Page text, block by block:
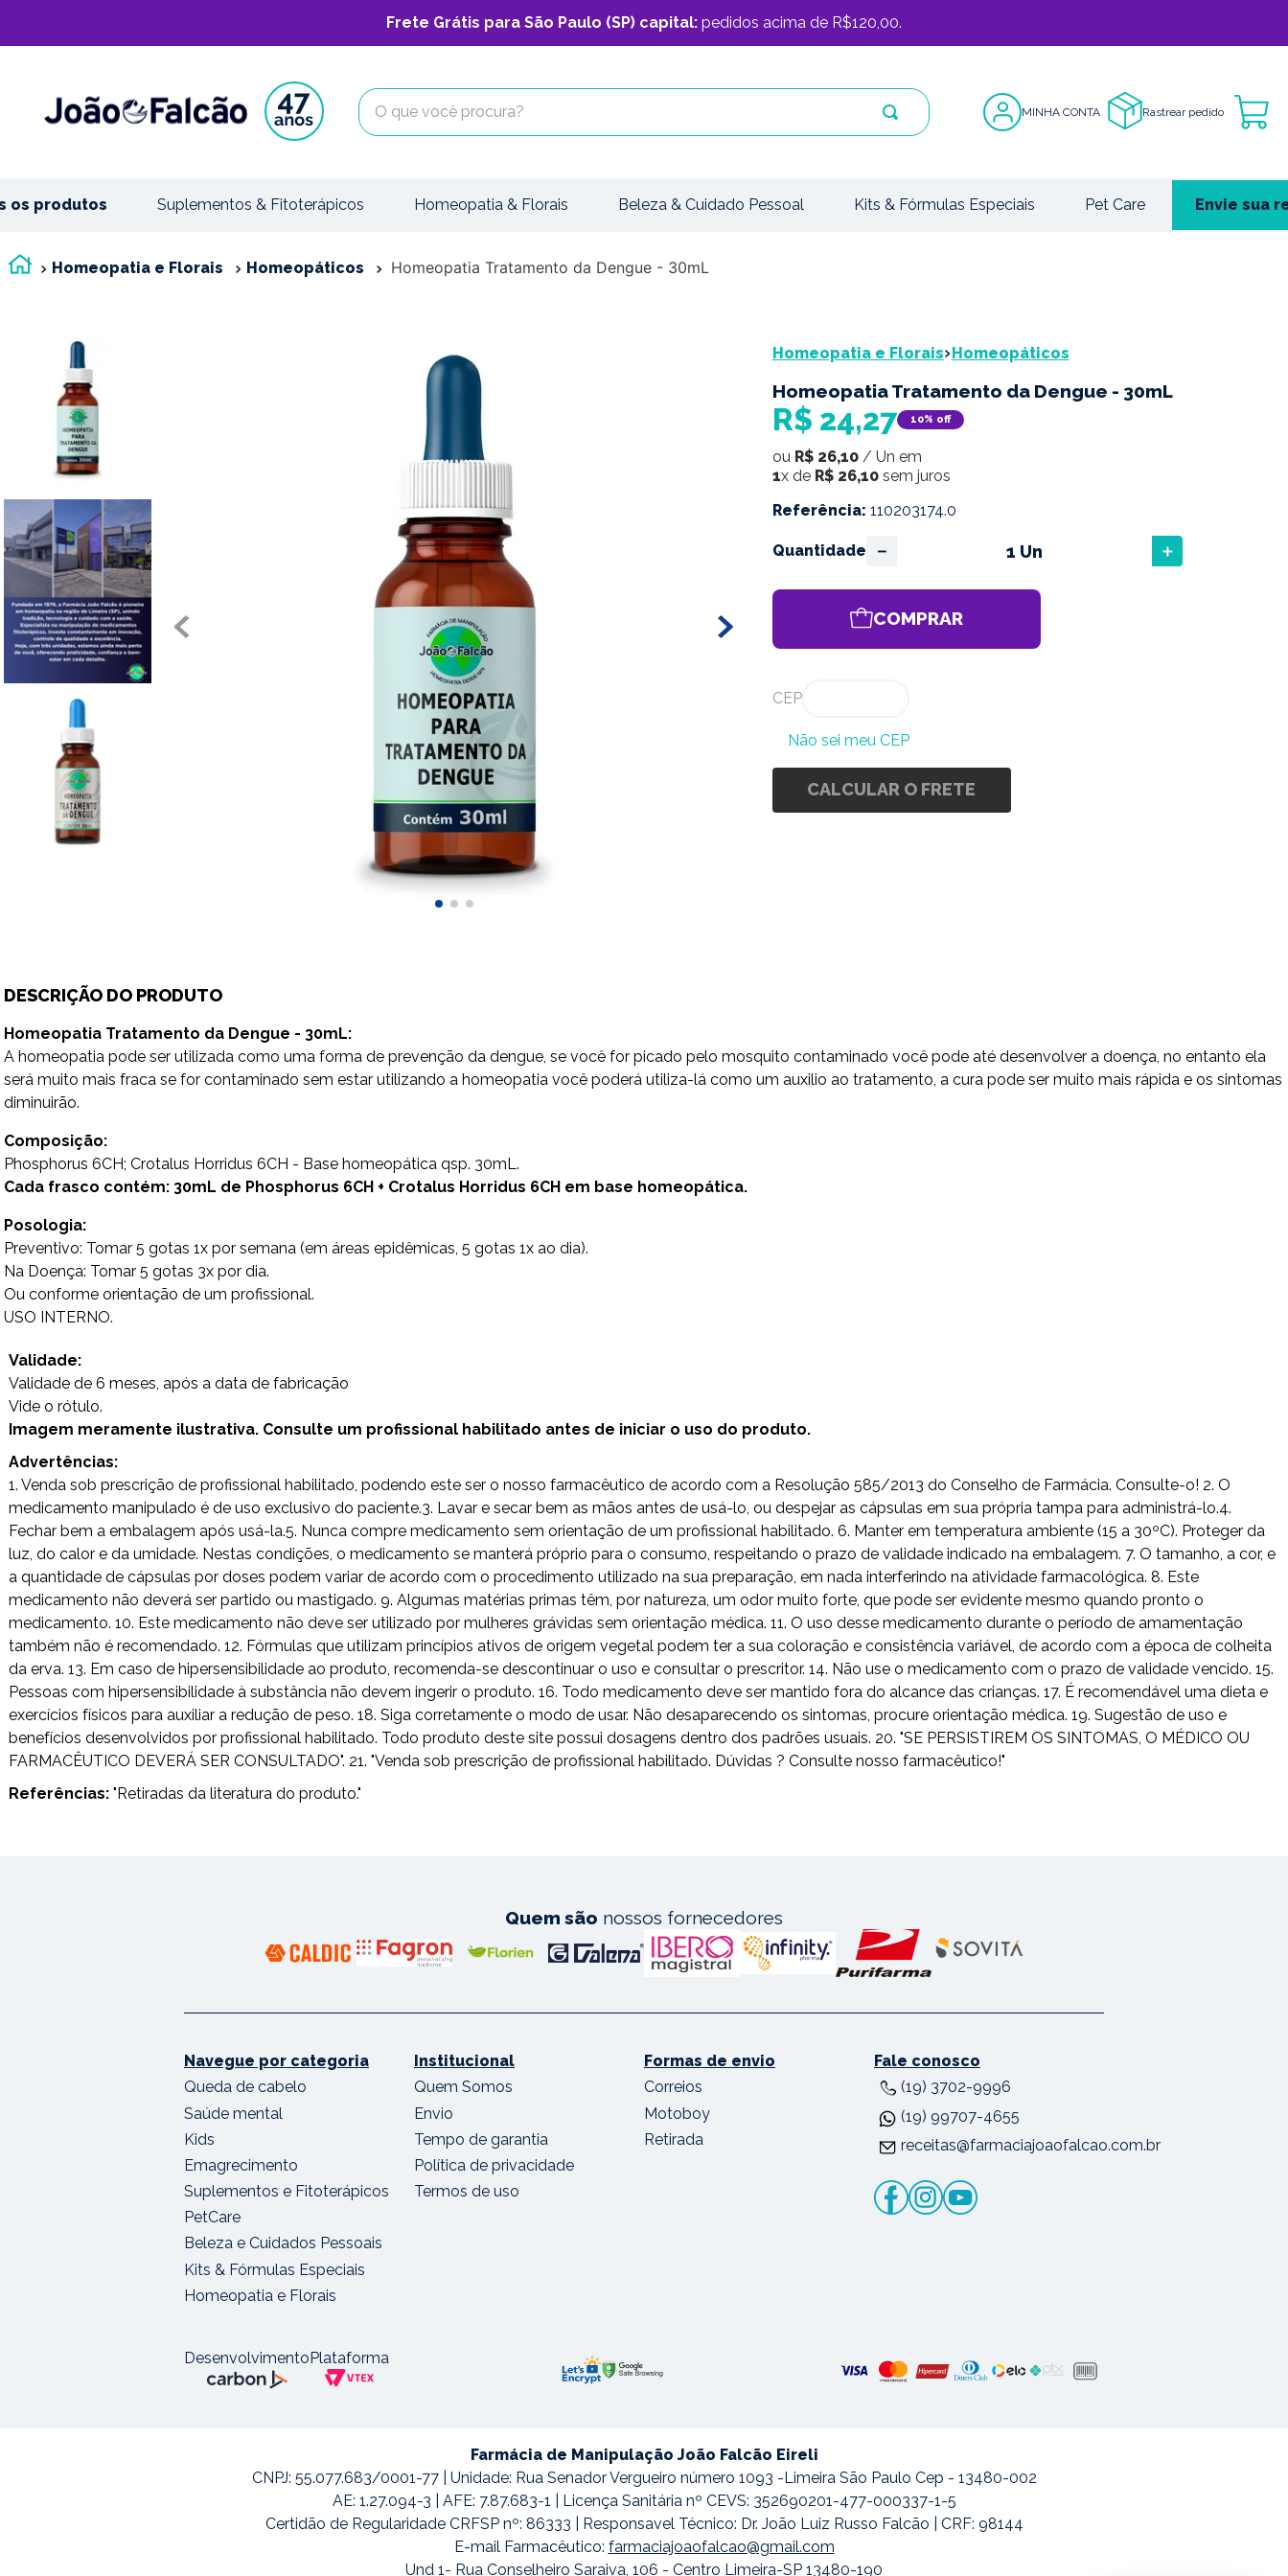
Frete Grátis para São Paulo (SP) capital: pedidos acima de R$120,00.
O que você procura?
MINHA CONTA Rastrear pedido
os produtos Suplementos & Fitoterápicos Homeopatia & Florais Beleza & Cuidado Pessoal Kits & Fórmulas Especiais Pet Care Envie sua
Homeopatia e Florais Homeopáticos Homeopatia Tratamento da Dengue - 30mL
Homeopatia e Florais Homeopáticos
Homeopatia Tratamento da Dengue - 30mL
R$ 24,27 10% off
ou R$ 26,10/ Un em
1x de R$ 26,10sem juros
Referência: 110203174.0
Quantidade ＋
－
COMPRAR
CEP
Não sei meu CEP
CALCULAR O FRETE
DESCRIÇÃO DO PRODUTO
Homeopatia Tratamento da Dengue - 30mL:
A homeopatia pode ser utilizada como uma forma de prevenção da dengue, se você for picado pelo mosquito contaminado você pode até desenvolver a doença, no entanto ela
será muito mais fraca se for contaminado sem estar utilizando a homeopatia você poderá utiliza-lá como um auxilio ao tratamento, a cura pode ser muito mais rápida e os sintomas
diminuirão.
Composição:
Phosphorus 6CH; Crotalus Horridus 6CH - Base homeopática qsp. 30mL.
Cada frasco contém: 30mL de Phosphorus 6CH + Crotalus Horridus 6CH em base homeopática.
Posologia:
Preventivo: Tomar 5 gotas 1x por semana (em áreas epidêmicas, 5 gotas 1x ao dia).
Na Doença: Tomar 5 gotas 3x por dia.
Ou conforme orientação de um profissional.
USO INTERNO.
Validade:
Validade de 6 meses, após a data de fabricação
Vide o rótulo.
Imagem meramente ilustrativa. Consulte um profissional habilitado antes de iniciar o uso do produto.
Advertências:
1. Venda sob prescrição de profissional habilitado, podendo este ser o nosso farmacêutico de acordo com a Resolução 585/2013 do Conselho de Farmácia. Consulte-o! 2. O
medicamento manipulado é de uso exclusivo do paciente.3. Lavar e secar bem as mãos antes de usá-lo, ou despejar as cápsulas em sua própria tampa para administrá-lo.4.
Fechar bem a embalagem após usá-la.5. Nunca compre medicamento sem orientação de um profissional habilitado. 6. Manter em temperatura ambiente (15 a 30ºC). Proteger da
luz, do calor e da umidade. Nestas condições, o medicamento se manterá próprio para o consumo, respeitando o prazo de validade indicado na embalagem. 7. O tamanho, a cor, e
a quantidade de cápsulas por doses podem variar de acordo com o procedimento utilizado na sua preparação, em nada interferindo na atividade farmacológica. 8. Este
medicamento não deverá ser partido ou mastigado. 9. Algumas matérias primas têm, por natureza, um odor muito forte, que pode ser evidente mesmo quando pronto o
medicamento. 10. Este medicamento não deve ser utilizado por mulheres grávidas sem orientação médica. 11. O uso desse medicamento durante o período de amamentação
também não é recomendado. 12. Fórmulas que utilizam princípios ativos de origem vegetal podem ter a sua coloração e consistência variável, de acordo com a época de colheita
da erva. 13. Em caso de hipersensibilidade ao produto, recomenda-se descontinuar o uso e consultar o prescritor. 14. Não use o medicamento com o prazo de validade vencido. 15.
Pessoas com hipersensibilidade à substância não devem ingerir o produto. 16. Todo medicamento deve ser mantido fora do alcance das crianças. 17. É recomendável uma dieta e
exercícios físicos para auxiliar a redução de peso. 18. Siga corretamente o modo de usar. Não desaparecendo os sintomas, procure orientação médica. 19. Sugestão de uso e
benefícios desenvolvidos por profissional habilitado. Todo produto deste site possui dosagens dentro dos padrões usuais. 20. "SE PERSISTIREM OS SINTOMAS, O MÉDICO OU
FARMACÊUTICO DEVERÁ SER CONSULTADO". 21. "Venda sob prescrição de profissional habilitado. Dúvidas ? Consulte nosso farmacêutico!"
Referências: "Retiradas da literatura do produto."
Quem são nossos fornecedores
Navegue por categoria
Queda de cabelo
Saúde mental
Kids
Emagrecimento
Suplementos e Fitoterápicos
PetCare
Beleza e Cuidados Pessoais
Kits & Fórmulas Especiais
Homeopatia e Florais
Institucional
Quem Somos
Envio
Tempo de garantia
Política de privacidade
Termos de uso
Formas de envio
Correios
Motoboy
Retirada
Fale conosco
(19) 3702-9996
(19) 99707-4655
receitas@farmaciajoaofalcao.com.br
DesenvolvimentoPlataforma
Farmácia de Manipulação João Falcão Eireli
CNPJ: 55.077.683/0001-77 | Unidade: Rua Senador Vergueiro número 1093 -Limeira São Paulo Cep - 13480-002
AE: 1.27.094-3 | AFE: 7.87.683-1 | Licença Sanitária nº CEVS: 352690201-477-000337-1-5
Certidão de Regularidade CRFSP nº: 86333 | Responsavel Técnico: Dr. João Luiz Russo Falcão | CRF: 98144
E-mail Farmacêutico: farmaciajoaofalcao@gmail.com
Und 1- Rua Conselheiro Saraiva, 106 - Centro Limeira-SP 13480-190